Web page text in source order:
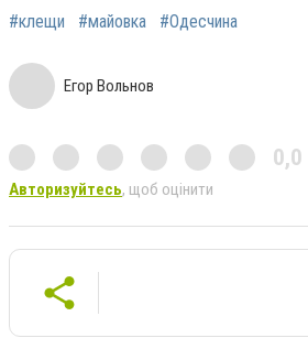
#клещи
#майовка #Одесчина
Егор Вольнов
0,0
Авторизуйтесь, щоб оцінити